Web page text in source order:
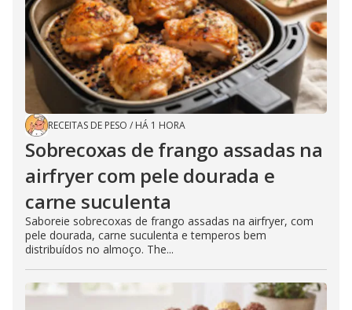
RECEITAS DE PESO / HÁ 1 HORA
Sobrecoxas de frango assadas na
airfryer com pele dourada e
carne suculenta
Saboreie sobrecoxas de frango assadas na airfryer, com
pele dourada, carne suculenta e temperos bem
distribuídos no almoço. The...